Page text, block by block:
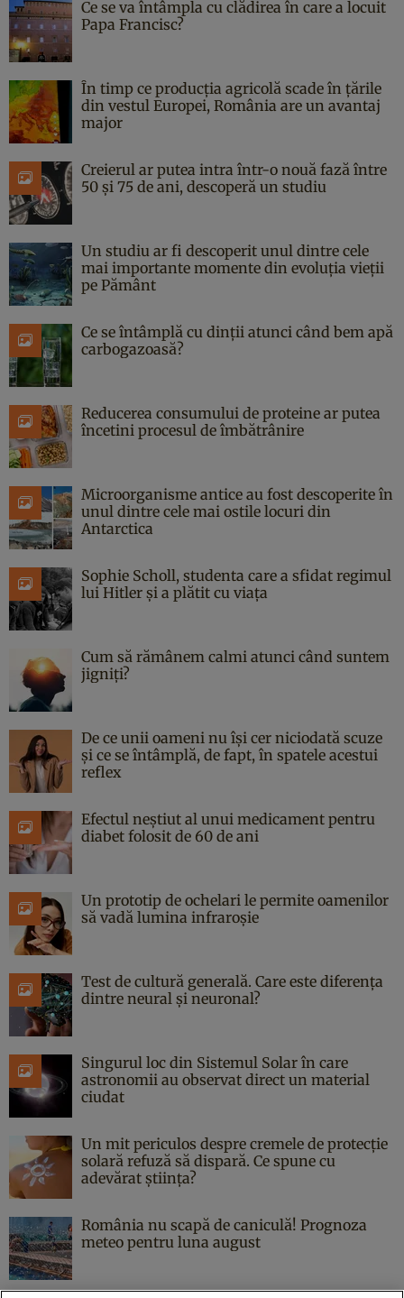
Ce se va întâmpla cu clădirea în care a locuit
Papa Francisc?
În timp ce producția agricolă scade în țările
din vestul Europei, România are un avantaj
major
Creierul ar putea intra într-o nouă fază între
50 și 75 de ani, descoperă un studiu
Un studiu ar fi descoperit unul dintre cele
mai importante momente din evoluția vieții
pe Pământ
Ce se întâmplă cu dinții atunci când bem apă
carbogazoasă?
Reducerea consumului de proteine ar putea
încetini procesul de îmbătrânire
Microorganisme antice au fost descoperite în
unul dintre cele mai ostile locuri din
Antarctica
Sophie Scholl, studenta care a sfidat regimul
lui Hitler și a plătit cu viața
Cum să rămânem calmi atunci când suntem
jigniți?
De ce unii oameni nu își cer niciodată scuze
și ce se întâmplă, de fapt, în spatele acestui
reflex
Efectul neștiut al unui medicament pentru
diabet folosit de 60 de ani
Un prototip de ochelari le permite oamenilor
să vadă lumina infraroșie
Test de cultură generală. Care este diferența
dintre neural și neuronal?
Singurul loc din Sistemul Solar în care
astronomii au observat direct un material
ciudat
Un mit periculos despre cremele de protecție
solară refuză să dispară. Ce spune cu
adevărat știința?
România nu scapă de caniculă! Prognoza
meteo pentru luna august